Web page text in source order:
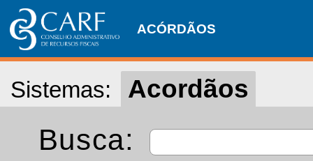
ACÓRDÃOS
Sistemas: Acordãos
Busca: